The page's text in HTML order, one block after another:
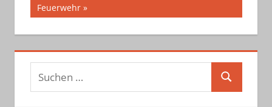
Beitrag:
Feuerwehr
Suchen
nach:
Suchen